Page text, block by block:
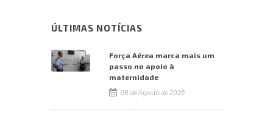
ÚLTIMAS NOTÍCIAS
Força Aérea marca mais um
passo no apoio à
maternidade
08 de Agosto de 2026